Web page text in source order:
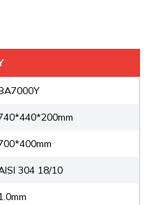
gian bếp tinh tế
rửa bát 1 hố
giúp tối ưu hóa
dụng.
Mạch
304 18/10